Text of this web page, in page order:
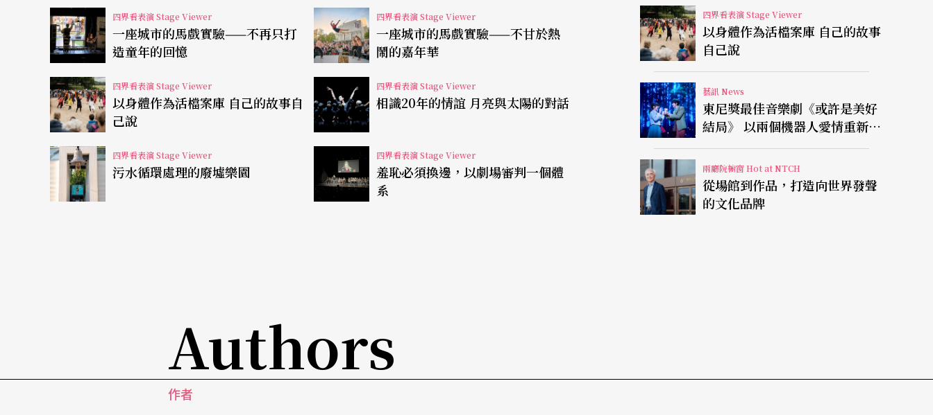
utscher Tanzpreis）（2004）以及多次被國際舞評家遴選為「年度編舞家」等之殊榮！除編舞以
外，佛塞的卓絕才華也展現在電影、展覽、裝置、出版等，佛塞也是最早使用數位媒體分析肢
體、排練的編舞家，除拍過許多舞蹈影片外，他還首創電腦軟體「即興科技」（Improvisation T
echnologies），此套光碟如同電子影像辭典般，是電腦科技結合舞蹈的一大突破，也是舞蹈史
上的重大發明（註2）。
以同名歌劇為創作基點
《解作》之靈感來自加拿大著名女詩人安娜．卡森（Anne Carson）（註3）的同名歌劇，卡森
塞以卡森的文本為基點，探討情侶間的愛、信任、嫉妒、慾望、私心、自我、歸咎罪過與痛苦難
耐的各種衝突等，但舞作並不涉及這三位女性的故事。
《解作》由音樂家大衛．摩洛（David Morrow）作曲，摩洛並以電子琴、電腦音樂做現場演
四界看表演 Stage Viewer
一座城市的馬戲實驗——不再只打
造童年的回憶
四界看表演 Stage Viewer
一座城市的馬戲實驗——不甘於熱
鬧的嘉年華
四界看表演 Stage Viewer
以身體作為活檔案庫 自己的故事自
己說
四界看表演 Stage Viewer
相識20年的情誼 月亮與太陽的對話
四界看表演 Stage Viewer
污水循環處理的廢墟樂園
四界看表演 Stage Viewer
羞恥必須換邊，以劇場審判一個體
系
四界看表演 Stage Viewer
以身體作為活檔案庫 自己的故事
自己說
藝訊 News
東尼獎最佳音樂劇《或許是美好
結局》 以兩個機器人愛情重新凝
視有限人生
兩廳院櫥窗 Hot at NTCH
從場館到作品，打造向世界發聲
的文化品牌
Authors
作者